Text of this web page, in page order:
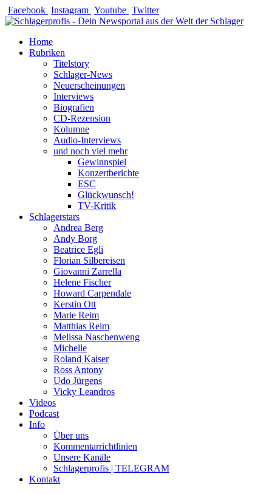
Zum
Inhalt
Facebook Instagram Youtube Twitter
Home
Rubriken
Titelstory
Schlager-News
Neuerscheinungen
Interviews
Biografien
CD-Rezension
Kolumne
Audio-Interviews
und noch viel mehr
Gewinnspiel
Konzertberichte
ESC
Glückwunsch!
TV-Kritik
Schlagerstars
Andrea Berg
Andy Borg
Beatrice Egli
Florian Silbereisen
Giovanni Zarrella
Helene Fischer
Howard Carpendale
Kerstin Ott
Marie Reim
Matthias Reim
Melissa Naschenweng
Michelle
Roland Kaiser
Ross Antony
Udo Jürgens
Vicky Leandros
Videos
Podcast
Info
Über uns
Kommentarrichtlinien
Unsere Kanäle
Schlagerprofis | TELEGRAM
Kontakt